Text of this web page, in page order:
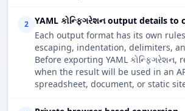
2
YAML કોન્ફિગરેશન output details to
Each output format has its own
escaping, indentation, delimiters,
Before exporting YAML કોન્ફિગરેશન,
when the result will be used in an
spreadsheet, document, or static